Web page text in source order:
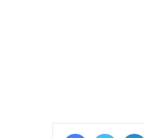
FacebookTwitter